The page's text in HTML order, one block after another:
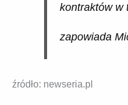
kontraktów w
zapowiada
źródło: newseria.pl